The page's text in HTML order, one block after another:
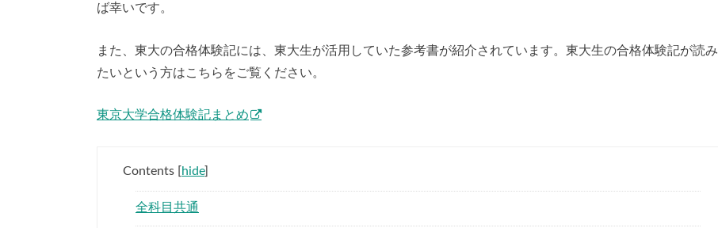
ば幸いです。
また、東大の合格体験記には、東大生が活用していた参考書が紹介されています。東大生の合格体験記が読み
たいという方はこちらをご覧ください。
東京大学合格体験記まとめ
Contents [hide]
全科目共通